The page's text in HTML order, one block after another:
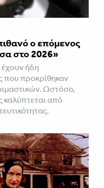
ο επόμενος
στο 2026»
ήδη
που προκρίθηκαν
Ωστόσο,
καλύπτεται από